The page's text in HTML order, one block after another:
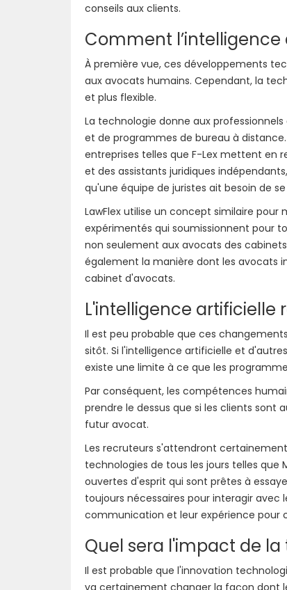
conseils aux clients.
Comment
À première vue, ces développements
aux avocats humains. Cependant, la
et plus flexible.
La technologie donne aux
et de programmes de bureau à
entreprises telles que F-Lex mettent en
et des assistants juridiques
qu'une équipe de juristes ait besoin de
LawFlex utilise un concept similaire
expérimentés qui soumissionnent pour
non seulement aux avocats des
également la manière dont les avocats
cabinet d'avocats.
L'intelligence
Il est peu probable que ces
sitôt. Si l'intelligence artificielle et
existe une limite à ce que les
Par conséquent, les compétences
prendre le dessus que si les clients sont
futur avocat.
Les recruteurs s'attendront
technologies de tous les jours telles
ouvertes d'esprit qui sont prêtes à
toujours nécessaires pour interagir avec
communication et leur expérience pour
Quel sera l'impact de
Il est probable que l'innovation
va certainement changer la façon dont